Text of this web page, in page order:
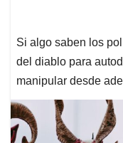
Si algo saben los
del diablo para
manipular desde